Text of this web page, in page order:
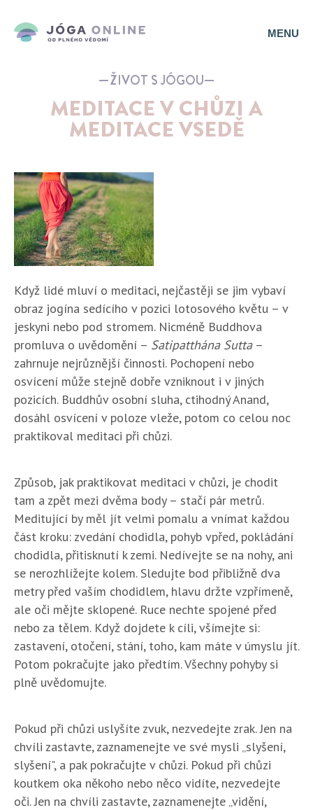
MENU
ŽIVOT S JÓGOU
MEDITACE V CHŮZI A
MEDITACE VSEDĚ
Když lidé mluví o meditaci, nejčastěji se jim vybaví
obraz jogína sedícího v pozici lotosového květu – v
jeskyni nebo pod stromem. Nicméně Buddhova
promluva o uvědomění – Satipatthána Sutta–
zahrnuje nejrůznější činnosti. Pochopení nebo
osvícení může stejně dobře vzniknout i v jiných
pozicích. Buddhův osobní sluha, ctihodný Anand,
dosáhl osvícení v poloze vleže, potom co celou noc
praktikoval meditaci při chůzi.
Způsob, jak praktikovat meditaci v chůzi, je chodit
tam a zpět mezi dvěma body – stačí pár metrů.
Meditující by měl jít velmi pomalu a vnímat každou
část kroku: zvedání chodidla, pohyb vpřed, pokládání
chodidla, přitisknutí k zemi. Nedívejte se na nohy, ani
se nerozhlížejte kolem. Sledujte bod přibližně dva
metry před vaším chodidlem, hlavu držte vzpřímeně,
ale oči mějte sklopené. Ruce nechte spojené před
nebo za tělem. Když dojdete k cíli, všímejte si:
zastavení, otočení, stání, toho, kam máte v úmyslu jít.
Potom pokračujte jako předtím. Všechny pohyby si
plně uvědomujte.
Pokud při chůzi uslyšíte zvuk, nezvedejte zrak. Jen na
chvíli zastavte, zaznamenejte ve své mysli „slyšení,
slyšení", a pak pokračujte v chůzi. Pokud při chůzi
koutkem oka někoho nebo něco vidíte, nezvedejte
oči. Jen na chvíli zastavte, zaznamenejte „vidění,